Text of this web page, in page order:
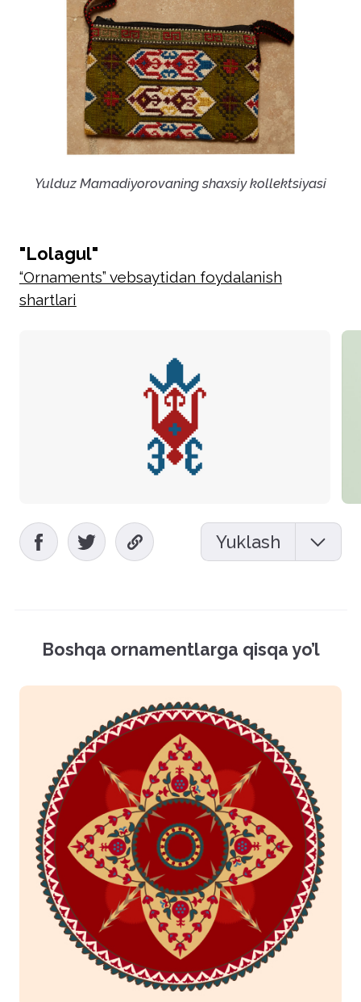
Yulduz Mamadiyorovaning shaxsiy kollektsiyasi
"Lolagul"
“Ornaments” vebsaytidan foydalanish
shartlari
Yuklash
Rasmlar (PNG)
Hamma fayllarni yuklash
Boshqa ornamentlarga qisqa yo’l